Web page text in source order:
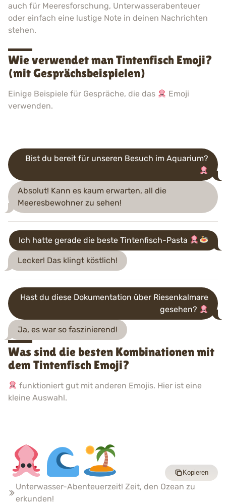
auch für Meeresforschung, Unterwasserabenteuer
oder einfach eine lustige Note in deinen Nachrichten
stehen.
Wie verwendet man Tintenfisch Emoji?
(mit Gesprächsbeispielen)
Einige Beispiele für Gespräche, die das
Emoji
verwenden.
Bist du bereit für unseren Besuch im Aquarium?
Absolut! Kann es kaum erwarten, all die
Meeresbewohner zu sehen!
Ich hatte gerade die beste Tintenfisch-Pasta
Lecker! Das klingt köstlich!
Hast du diese Dokumentation über Riesenkalmare
gesehen?
Ja, es war so faszinierend!
Was sind die besten Kombinationen mit
dem Tintenfisch Emoji?
funktioniert gut mit anderen Emojis. Hier ist eine
kleine Auswahl.
Unterwasser-Abenteuerzeit! Zeit, den Ozean zu
erkunden!
Kopieren